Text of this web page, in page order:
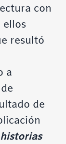
con
ellos
resultó
a
de